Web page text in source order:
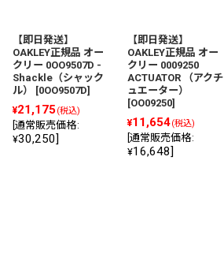
【即日発送】
OAKLEY正規品 オー
クリー 0OO9507D -
Shackle（シャック
ル）
[0OO9507D]
¥21,175 (税込)
通常販売価格:
¥30,250]
【即日発送】
OAKLEY正規品 オー
クリー 0009250
ACTUATOR （アクチ
ュエーター）
[OO09250]
¥11,654(税込)
通常販売価格:
¥16,648]